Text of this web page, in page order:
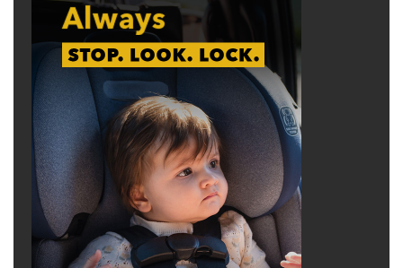
tri hay xây dựng một chiến dịch đủ mạnh để
cạnh tranh hiệu quả.